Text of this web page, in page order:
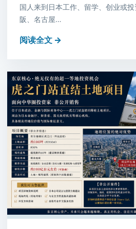
国人来到日本工作、留学、创业或
阪、名古屋…
阅读全文 →